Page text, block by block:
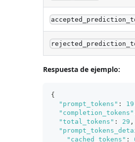
Respuesta de ejemplo:
{
"prompt_tokens" : 19
"completion_tokens"
"total_tokens" : 29 ,
"cached_tokens" :